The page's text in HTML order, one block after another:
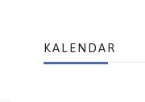
KALENDAR